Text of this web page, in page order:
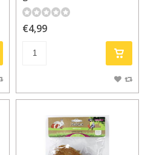
€4,99